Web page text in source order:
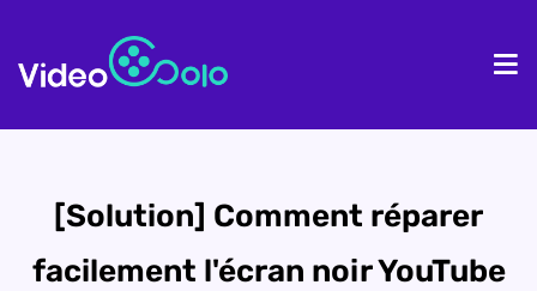
[Solution] Comment réparer
facilement l'écran noir YouTube